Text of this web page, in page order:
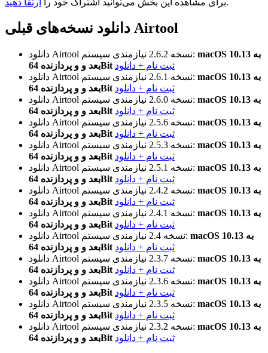
برای مشاهده این بخش می‌توانید اشتراک خود را ارتقا دهید .
دانلود نسخه‌های قبلی Airtool
دانلود Airtool نسخه 2.6.2نیازمندی سیستم: macOS 10.13 به
بعد و و پردازنده 64Bit ثبت نام + دانلود
دانلود Airtool
نسخه 2.6.1نیازمندی سیستم: macOS 10.13 به
بعد و و پردازنده 64Bit ثبت نام + دانلود
دانلود Airtool
نسخه 2.6.0نیازمندی سیستم: macOS 10.13 به
بعد و و پردازنده 64Bit ثبت نام + دانلود
دانلود Airtool
نسخه 2.5.6نیازمندی سیستم: macOS 10.13 به
بعد و و پردازنده 64Bit ثبت نام + دانلود
دانلود Airtool
نسخه 2.5.3نیازمندی سیستم: macOS 10.13 به
بعد و و پردازنده 64Bit ثبت نام + دانلود
دانلود Airtool
نسخه 2.5.1نیازمندی سیستم: macOS 10.13 به
بعد و و پردازنده 64Bit ثبت نام + دانلود
دانلود Airtool
نسخه 2.4.2نیازمندی سیستم: macOS 10.13 به
بعد و و پردازنده 64Bit ثبت نام + دانلود
دانلود Airtool
نسخه 2.4.1نیازمندی سیستم: macOS 10.13 به
بعد و و پردازنده 64Bit ثبت نام + دانلود
دانلود Airtool
نسخه 2.4نیازمندی سیستم: macOS 10.13 به
بعد و و پردازنده 64Bit ثبت نام + دانلود
دانلود Airtool
نسخه 2.3.7نیازمندی سیستم: macOS 10.13 به
بعد و و پردازنده 64Bit ثبت نام + دانلود
دانلود Airtool
نسخه 2.3.6نیازمندی سیستم: macOS 10.13 به
بعد و و پردازنده 64Bit ثبت نام + دانلود
دانلود Airtool
نسخه 2.3.5نیازمندی سیستم: macOS 10.13 به
بعد و و پردازنده 64Bit ثبت نام + دانلود
دانلود Airtool
نسخه 2.3.2نیازمندی سیستم: macOS 10.13 به
بعد و و پردازنده 64Bit ثبت نام + دانلود